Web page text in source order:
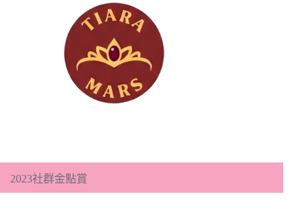
2023社群金點賞